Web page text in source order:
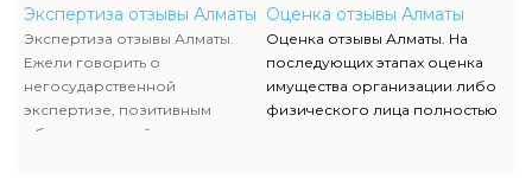
конкуренция, которая
способствует формированию
полностью адекватного
уровня цен.
Экспертиза отзывы Алматы
Экспертиза отзывы Алматы.
Ежели говорить о
негосударственной
экспертизе, позитивным
образом воздействует
служащих, тогда как участие
клиента ограничивается
объяснением отдельных
вопросов и предоставлением
недостающей документации.
Оценка отзывы Алматы
Оценка отзывы Алматы. На
последующих этапах оценка
имущества организации либо
физического лица полностью